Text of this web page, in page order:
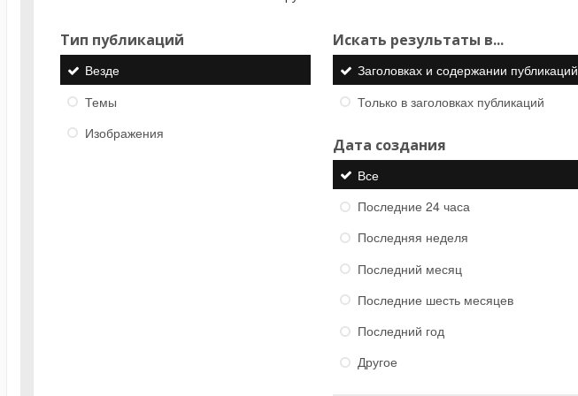
Тип публикаций
Везде
Темы
Изображения
Искать результаты в...
Заголовках и содержании публикаций
Только в заголовках публикаций
Дата создания
Все
Последние 24 часа
Последняя неделя
Последний месяц
Последние шесть месяцев
Последний год
Другое